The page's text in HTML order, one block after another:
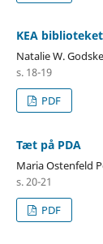
KEA
Natalie W.
s. 18-19
PDF
Tæt på PDA
Maria Ostenfeld
s. 20-21
PDF